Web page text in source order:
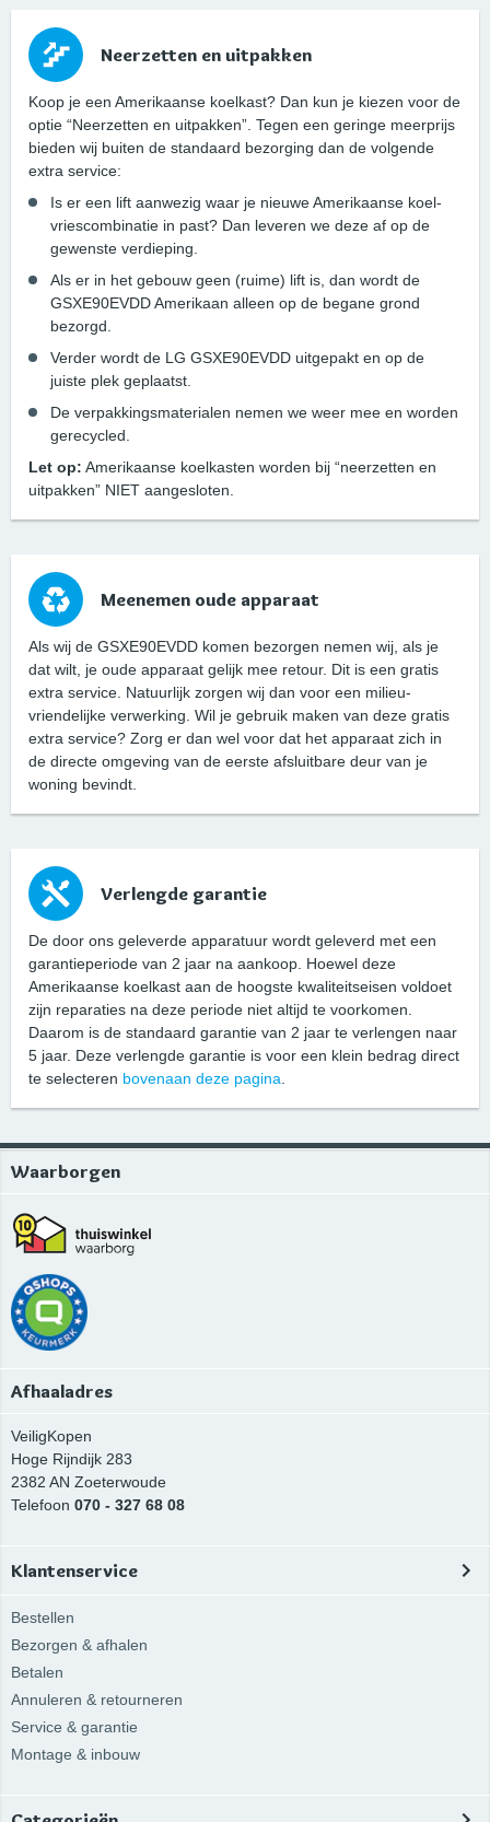
Neerzetten en uitpakken
Koop je een Amerikaanse koelkast? Dan kun je kiezen voor de
optie “Neerzetten en uitpakken”. Tegen een geringe meerprijs
bieden wij buiten de standaard bezorging dan de volgende
extra service:
Is er een lift aanwezig waar je nieuwe Amerikaanse koel-
vriescombinatie in past? Dan leveren we deze af op de
gewenste verdieping.
Als er in het gebouw geen (ruime) lift is, dan wordt de
GSXE90EVDD Amerikaan alleen op de begane grond
bezorgd.
Verder wordt de LG GSXE90EVDD uitgepakt en op de
juiste plek geplaatst.
De verpakkingsmaterialen nemen we weer mee en worden
gerecycled.
Let op: Amerikaanse koelkasten worden bij “neerzetten en
uitpakken” NIET aangesloten.
Meenemen oude apparaat
Als wij de GSXE90EVDD komen bezorgen nemen wij, als je
dat wilt, je oude apparaat gelijk mee retour. Dit is een gratis
extra service. Natuurlijk zorgen wij dan voor een milieu-
vriendelijke verwerking. Wil je gebruik maken van deze gratis
extra service? Zorg er dan wel voor dat het apparaat zich in
de directe omgeving van de eerste afsluitbare deur van je
woning bevindt.
Verlengde garantie
De door ons geleverde apparatuur wordt geleverd met een
garantieperiode van 2 jaar na aankoop. Hoewel deze
Amerikaanse koelkast aan de hoogste kwaliteitseisen voldoet
zijn reparaties na deze periode niet altijd te voorkomen.
Daarom is de standaard garantie van 2 jaar te verlengen naar
5 jaar. Deze verlengde garantie is voor een klein bedrag direct
te selecteren bovenaan deze pagina.
Waarborgen
Afhaaladres
VeiligKopen
Hoge Rijndijk 283
2382 AN Zoeterwoude
Telefoon 070 - 327 68 08
Klantenservice
Bestellen
Bezorgen & afhalen
Betalen
Annuleren & retourneren
Service & garantie
Montage & inbouw